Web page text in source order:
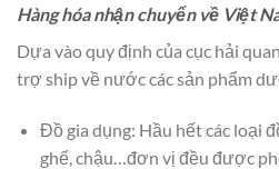
Hàng hóa nhận chuyển về Việt
Dựa vào quy định của cục hải
trợ ship về nước các sản phẩm
Đồ gia dụng: Hầu hết các loại
ghế, chậu…đơn vị đều được